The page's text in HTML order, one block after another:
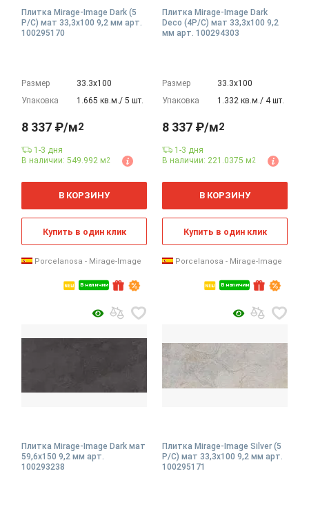
Плитка Mirage-Image Dark (5
P/C) мат 33,3x100 9,2 мм арт.
100295170
Размер
33.3х100
Упаковка
1.665 кв.м./ 5 шт.
В наличии
8 337 ₽/м2
1-3 дня
В наличии: 549.992 м2
м
В КОРЗИНУ
Купить в один клик
Porcelanosa - Mirage-Image
Плитка Mirage-Image Dark
Deco (4P/C) мат 33,3x100 9,2
мм арт. 100294303
Размер
33.3х100
Упаковка
1.332 кв.м./ 4 шт.
В наличии
8 337 ₽/м2
1-3 дня
В наличии: 221.0375 м2
м
В КОРЗИНУ
Купить в один клик
Porcelanosa - Mirage-Image
Плитка Mirage-Image Dark мат
59,6x150 9,2 мм арт.
100293238
Плитка Mirage-Image Silver (5
P/C) мат 33,3x100 9,2 мм арт.
100295171